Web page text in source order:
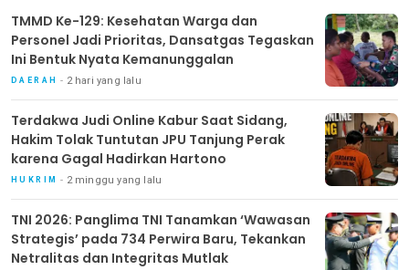
TMMD Ke-129: Kesehatan Warga dan
Personel Jadi Prioritas, Dansatgas Tegaskan
Ini Bentuk Nyata Kemanunggalan
DAERAH 2 hari yang lalu
Terdakwa Judi Online Kabur Saat Sidang,
Hakim Tolak Tuntutan JPU Tanjung Perak
karena Gagal Hadirkan Hartono
HUKRIM 2 minggu yang lalu
TNI 2026: Panglima TNI Tanamkan ‘Wawasan
Strategis’ pada 734 Perwira Baru, Tekankan
Netralitas dan Integritas Mutlak